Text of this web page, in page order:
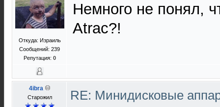
Откуда: Израиль
Сообщений: 239
Репутация: 0
Немного не понял,
Atrac?!
4ibra
Старожил
RE: Минидисковые